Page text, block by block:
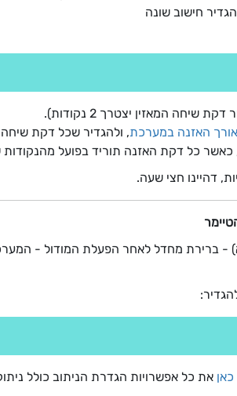
אורך האזנה במערכת, ולהגדיר שכל דקת שיחה
כאשר כל דקת האזנה תוריד בפועל
כאן את כל אפשרויות הגדרת הניתוב כולל